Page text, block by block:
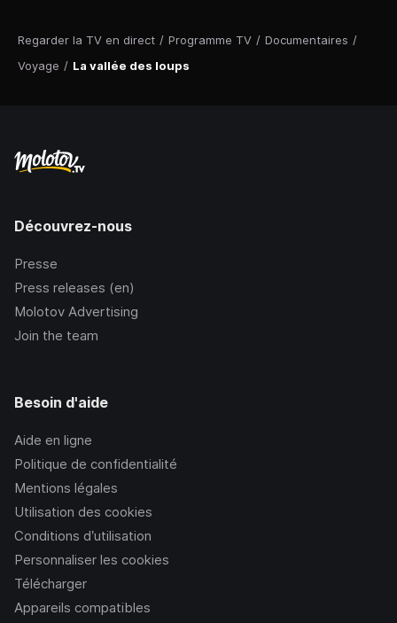
Regarder la TV en direct / Programme TV / Documentaires /
Voyage / La vallée des loups
Découvrez-nous
Presse
Press releases (en)
Molotov Advertising
Join the team
Besoin d'aide
Aide en ligne
Politique de confidentialité
Mentions légales
Utilisation des cookies
Conditions d’utilisation
Personnaliser les cookies
Télécharger
Appareils compatibles